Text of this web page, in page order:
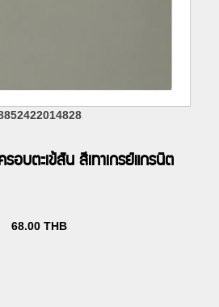
รอบตะเข้สัน สีเทาเกรย์แกรนิต
68.00 THB